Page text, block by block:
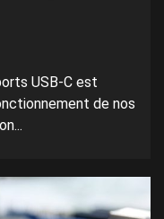
USB-C est
de nos